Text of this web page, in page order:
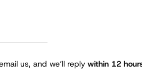
us, and we’ll reply within 12